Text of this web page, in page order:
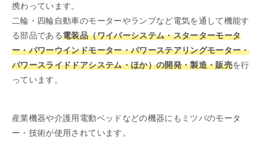
携わっています。
二輪・四輪自動車のモーターやランプなど電気を通して機能す
る部品である電装品（ワイパーシステム・スターターモータ
ー・パワーウインドモーター・パワーステアリングモーター・
パワースライドドアシステム・ほか）の開発・製造・販売を行
っています。
産業機器や介護用電動ベッドなどの機器にもミツバのモータ
ー・技術が使用されています。